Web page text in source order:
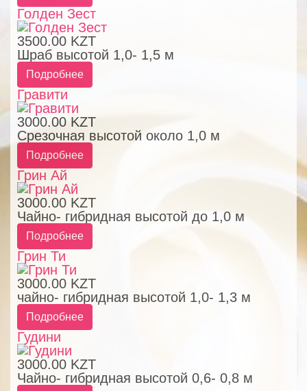
Голден Зест
3500.00 KZT
Шраб высотой 1,0- 1,5 м
Подробнее
Гравити
3000.00 KZT
Срезочная высотой около 1,0 м
Подробнее
Грин Ай
3000.00 KZT
Чайно- гибридная высотой до 1,0 м
Подробнее
Грин Ти
3000.00 KZT
чайно- гибридная высотой 1,0- 1,3 м
Подробнее
Гудини
3000.00 KZT
Чайно- гибридная высотой 0,6- 0,8 м